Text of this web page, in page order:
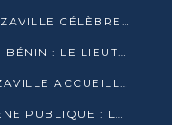
BILILI BD FESTIVAL 2025 : BRAZZAVILLE CÉLÈBRE DIX ANS DE CRÉATION GRAPHIQUE AFRICAINE
TENTATIVE DE COUP D’ÉTAT AU BÉNIN : LE LIEUTENANT-COLONEL TIGRI S’AUTOPROCLAME CHEF D’UN COMITÉ MILITAIRE
BONNE GOUVERNANCE : BRAZZAVILLE ACCUEILLE LES PREMIÈRES JOURNÉES CONGOLAISES DE L’ÉVALUATION
MARCHÉS, TROTTOIRS ET HYGIÈNE PUBLIQUE : LE GOUVERNEMENT DURCIT LE TON